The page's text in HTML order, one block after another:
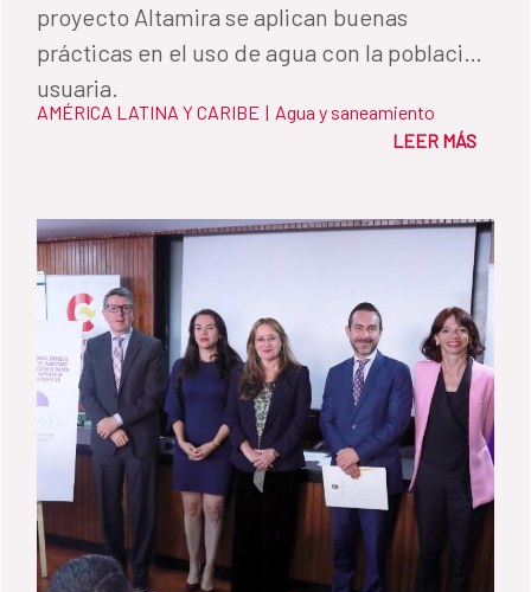
proyecto Altamira se aplican buenas
prácticas en el uso de agua con la población
usuaria.
AMÉRICA LATINA Y CARIBE | Agua y saneamiento
LEER MÁS